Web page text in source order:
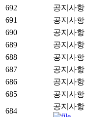
692
공지사항
691
공지사항
690
공지사항
689
공지사항
688
공지사항
687
공지사항
686
공지사항
685
공지사항
684
공지사항